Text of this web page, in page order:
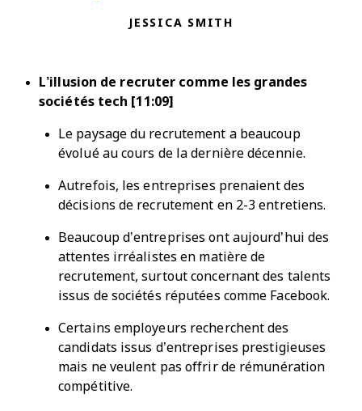
JESSICA SMITH
L’illusion de recruter comme les grandes
sociétés tech [11:09]
Le paysage du recrutement a beaucoup
évolué au cours de la dernière décennie.
Autrefois, les entreprises prenaient des
décisions de recrutement en 2-3 entretiens.
Beaucoup d’entreprises ont aujourd’hui des
attentes irréalistes en matière de
recrutement, surtout concernant des talents
issus de sociétés réputées comme Facebook.
Certains employeurs recherchent des
candidats issus d’entreprises prestigieuses
mais ne veulent pas offrir de rémunération
compétitive.